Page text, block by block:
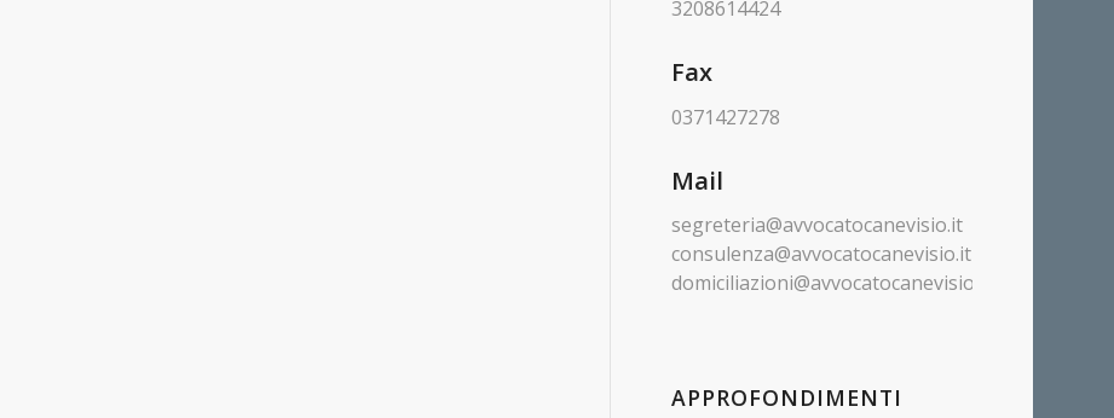
3208614424
Fax
0371427278
Mail
segreteria@avvocatocanevisio.it
consulenza@avvocatocanevisio.it
domiciliazioni@avvocatocanevisio.it
APPROFONDIMENTI